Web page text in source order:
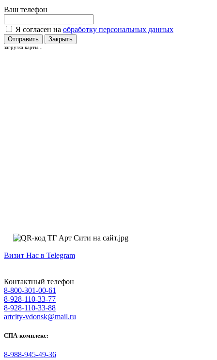
Ваш телефон
Я согласен на обработку персональных данных
Отправить Закрыть
загрузка карты...
Визит Нас в Telegram
Контактный телефон
8-800-301-00-61
8-928-110-33-77
8-928-110-33-88
artcity-vdonsk@mail.ru
СПА-комплекс:
8-988-945-49-36